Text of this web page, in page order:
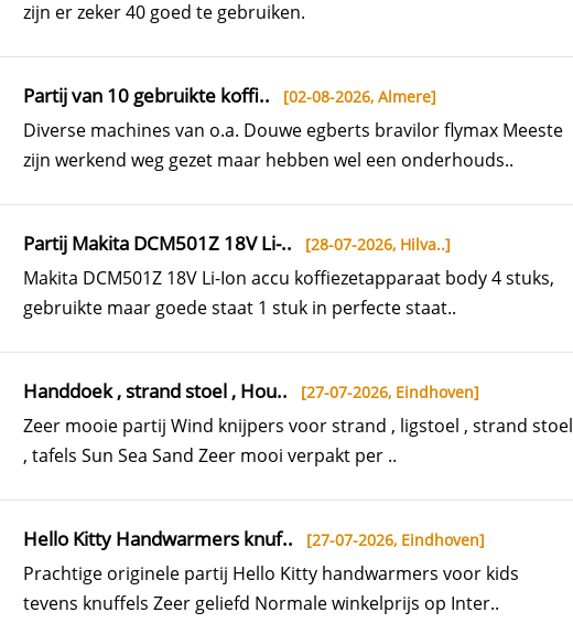
zijn er zeker 40 goed te gebruiken.
Partij van 10 gebruikte koffi.. [02-08-2026, Almere]
Diverse machines van o.a. Douwe egberts bravilor flymax Meeste
zijn werkend weg gezet maar hebben wel een onderhouds..
Partij Makita DCM501Z 18V Li-.. [28-07-2026, Hilva..]
Makita DCM501Z 18V Li-Ion accu koffiezetapparaat body 4 stuks,
gebruikte maar goede staat 1 stuk in perfecte staat..
Handdoek , strand stoel , Hou.. [27-07-2026, Eindhoven]
Zeer mooie partij Wind knijpers voor strand , ligstoel , strand stoel
, tafels Sun Sea Sand Zeer mooi verpakt per ..
Hello Kitty Handwarmers knuf.. [27-07-2026, Eindhoven]
Prachtige originele partij Hello Kitty handwarmers voor kids
tevens knuffels Zeer geliefd Normale winkelprijs op Inter..